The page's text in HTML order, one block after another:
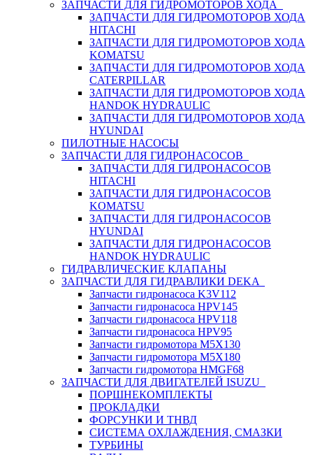
ЗАПЧАСТИ ДЛЯ ГИДРОМОТОРОВ ХОДА
ЗАПЧАСТИ ДЛЯ ГИДРОМОТОРОВ ХОДА
HITACHI
ЗАПЧАСТИ ДЛЯ ГИДРОМОТОРОВ ХОДА
KOMATSU
ЗАПЧАСТИ ДЛЯ ГИДРОМОТОРОВ ХОДА
CATERPILLAR
ЗАПЧАСТИ ДЛЯ ГИДРОМОТОРОВ ХОДА
HANDOK HYDRAULIC
ЗАПЧАСТИ ДЛЯ ГИДРОМОТОРОВ ХОДА
HYUNDAI
ПИЛОТНЫЕ НАСОСЫ
ЗАПЧАСТИ ДЛЯ ГИДРОНАСОСОВ
ЗАПЧАСТИ ДЛЯ ГИДРОНАСОСОВ
HITACHI
ЗАПЧАСТИ ДЛЯ ГИДРОНАСОСОВ
KOMATSU
ЗАПЧАСТИ ДЛЯ ГИДРОНАСОСОВ
HYUNDAI
ЗАПЧАСТИ ДЛЯ ГИДРОНАСОСОВ
HANDOK HYDRAULIC
ГИДРАВЛИЧЕСКИЕ КЛАПАНЫ
ЗАПЧАСТИ ДЛЯ ГИДРАВЛИКИ DEKA
Запчасти гидронасоса K3V112
Запчасти гидронасоса HPV145
Запчасти гидронасоса HPV118
Запчасти гидронасоса HPV95
Запчасти гидромотора M5X130
Запчасти гидромотора M5X180
Запчасти гидромотора HMGF68
ЗАПЧАСТИ ДЛЯ ДВИГАТЕЛЕЙ ISUZU
ПОРШНЕКОМПЛЕКТЫ
ПРОКЛАДКИ
ФОРСУНКИ И ТНВД
СИСТЕМА ОХЛАЖДЕНИЯ, СМАЗКИ
ТУРБИНЫ